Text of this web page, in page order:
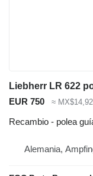
EUR 750 ≈
Recambio - polea
Alemania,